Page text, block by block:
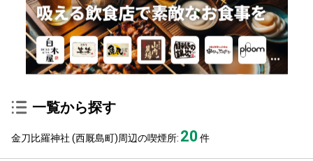
一覧から探す
金刀比羅神社 (西厩島町)周辺の喫煙所: 20件